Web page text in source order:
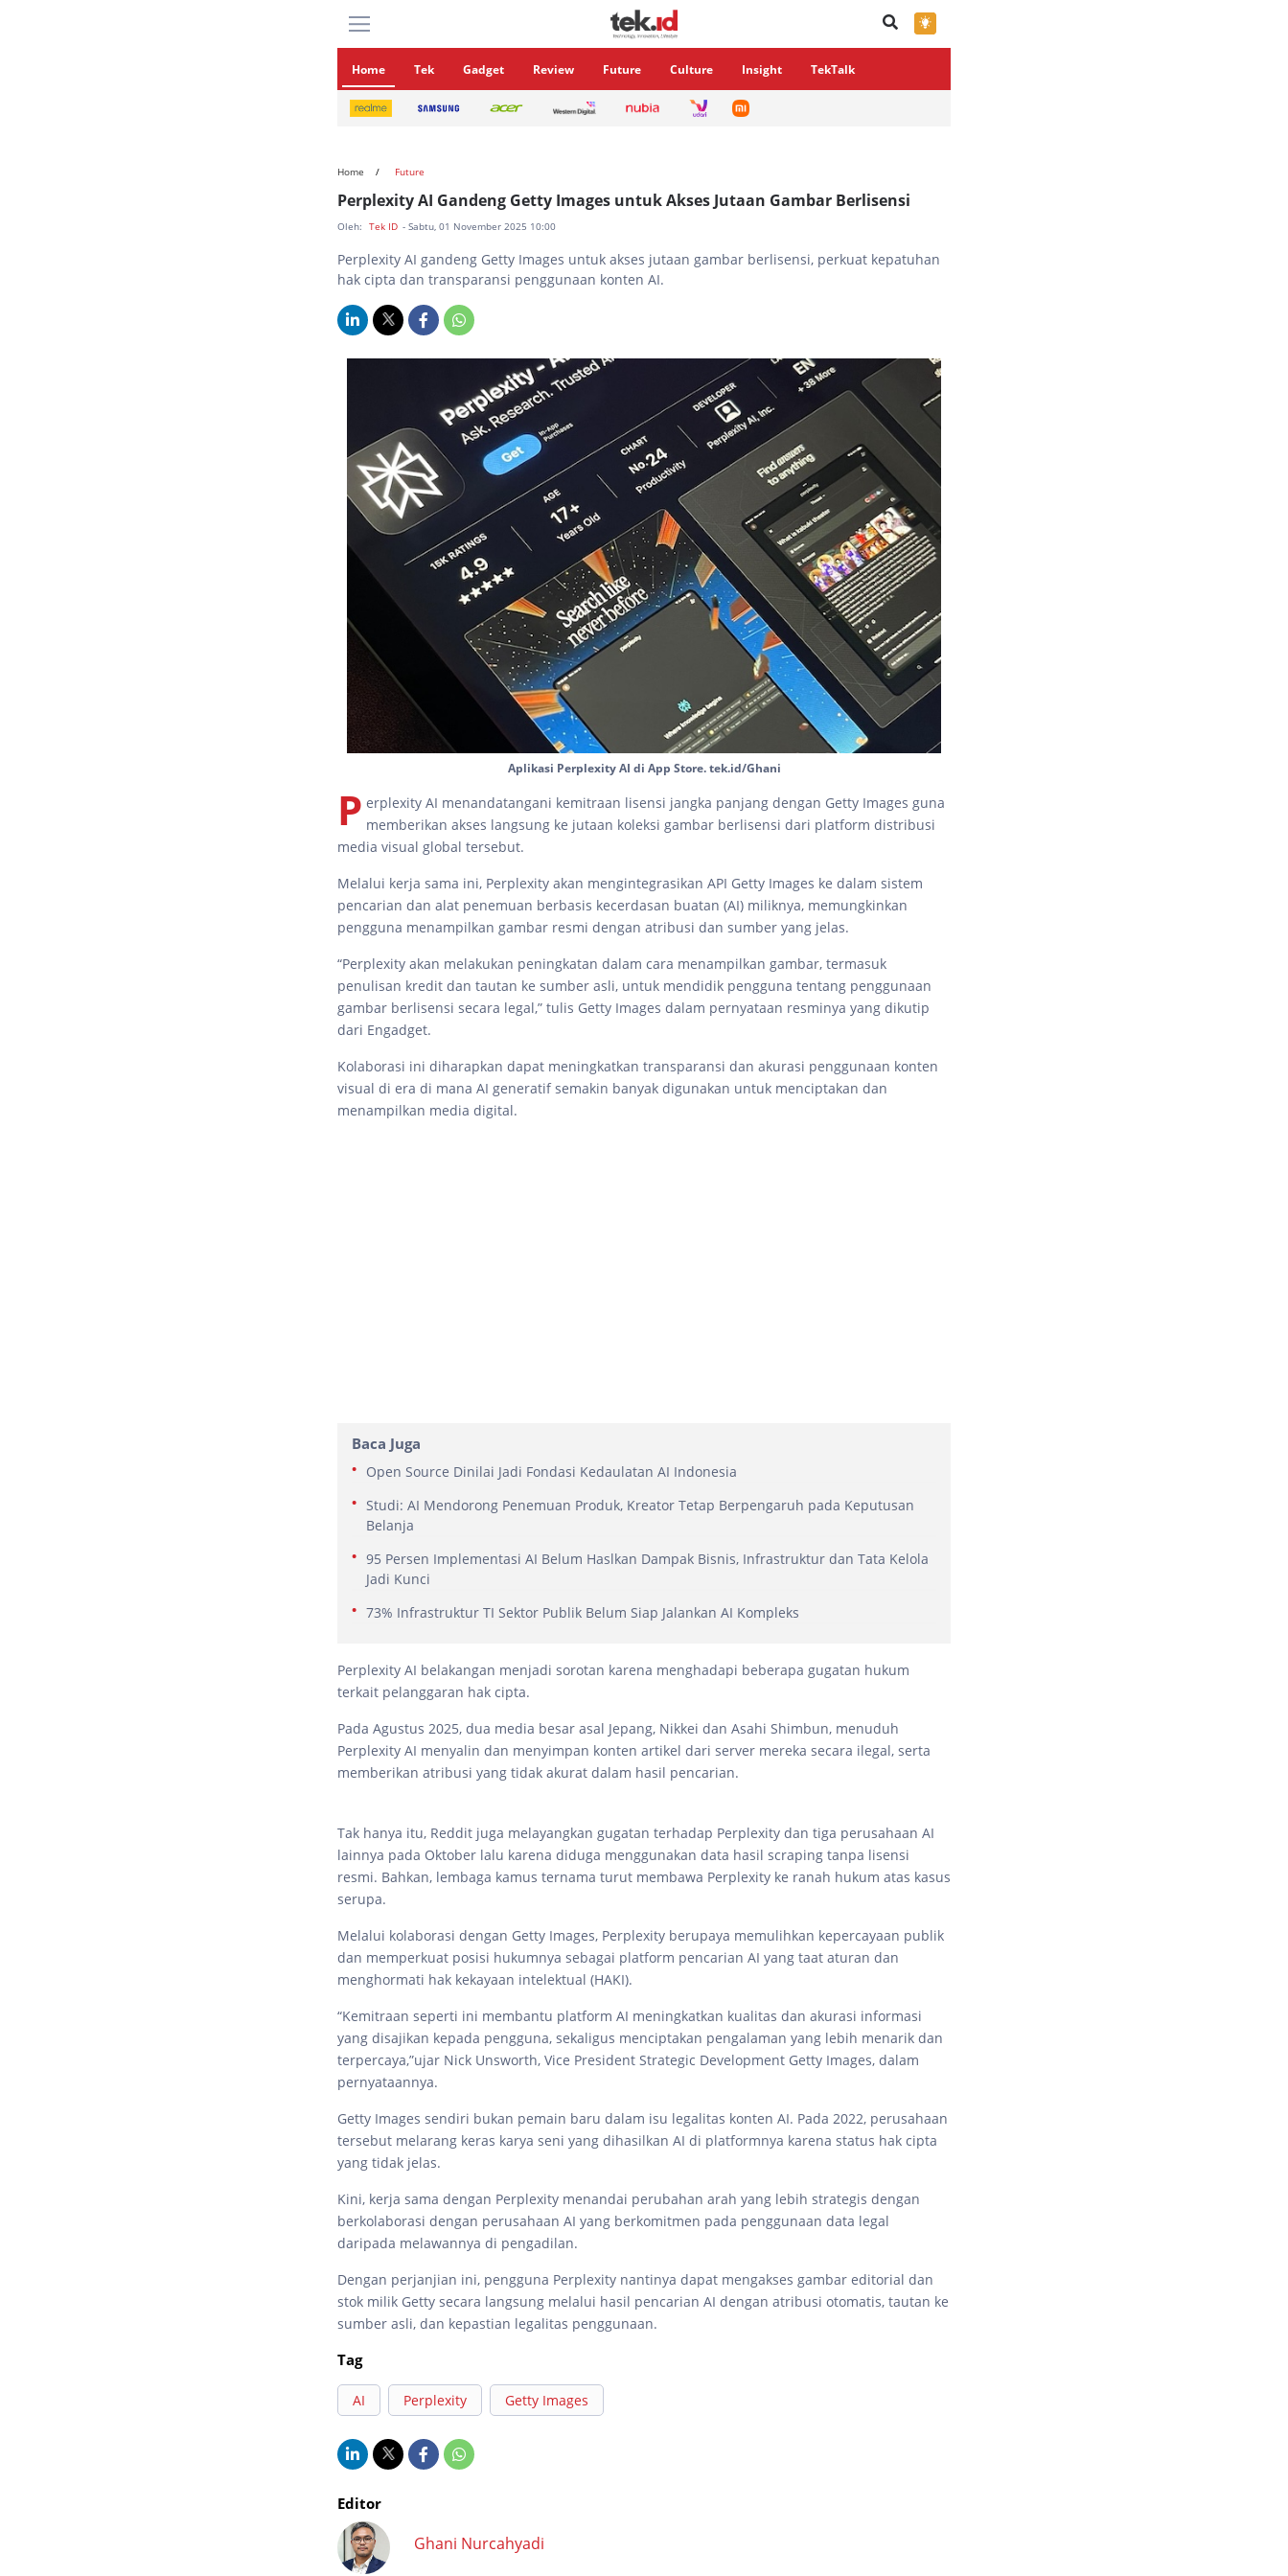
×
Home Tek Gadget Review Future Culture Insight TekTalk
Home Future
Perplexity AI Gandeng Getty Images untuk Akses Jutaan Gambar Berlisensi
Oleh: Tek ID - Sabtu, 01 November 2025 10:00
Perplexity AI gandeng Getty Images untuk akses jutaan gambar berlisensi, perkuat kepatuhan
hak cipta dan transparansi penggunaan konten AI.
Aplikasi Perplexity AI di App Store. tek.id/Ghani
P erplexity AI menandatangani kemitraan lisensi jangka panjang dengan Getty Images guna
memberikan akses langsung ke jutaan koleksi gambar berlisensi dari platform distribusi
media visual global tersebut.
Melalui kerja sama ini, Perplexity akan mengintegrasikan API Getty Images ke dalam sistem
pencarian dan alat penemuan berbasis kecerdasan buatan (AI) miliknya, memungkinkan
pengguna menampilkan gambar resmi dengan atribusi dan sumber yang jelas.
“Perplexity akan melakukan peningkatan dalam cara menampilkan gambar, termasuk
penulisan kredit dan tautan ke sumber asli, untuk mendidik pengguna tentang penggunaan
gambar berlisensi secara legal,” tulis Getty Images dalam pernyataan resminya yang dikutip
dari Engadget.
Kolaborasi ini diharapkan dapat meningkatkan transparansi dan akurasi penggunaan konten
visual di era di mana AI generatif semakin banyak digunakan untuk menciptakan dan
menampilkan media digital.
Baca Juga
Open Source Dinilai Jadi Fondasi Kedaulatan AI Indonesia
Studi: AI Mendorong Penemuan Produk, Kreator Tetap Berpengaruh pada Keputusan
Belanja
95 Persen Implementasi AI Belum Haslkan Dampak Bisnis, Infrastruktur dan Tata Kelola
Jadi Kunci
73% Infrastruktur TI Sektor Publik Belum Siap Jalankan AI Kompleks
Perplexity AI belakangan menjadi sorotan karena menghadapi beberapa gugatan hukum
terkait pelanggaran hak cipta.
Pada Agustus 2025, dua media besar asal Jepang, Nikkei dan Asahi Shimbun, menuduh
Perplexity AI menyalin dan menyimpan konten artikel dari server mereka secara ilegal, serta
memberikan atribusi yang tidak akurat dalam hasil pencarian.
Tak hanya itu, Reddit juga melayangkan gugatan terhadap Perplexity dan tiga perusahaan AI
lainnya pada Oktober lalu karena diduga menggunakan data hasil scraping tanpa lisensi
resmi. Bahkan, lembaga kamus ternama turut membawa Perplexity ke ranah hukum atas kasus
serupa.
Melalui kolaborasi dengan Getty Images, Perplexity berupaya memulihkan kepercayaan publik
dan memperkuat posisi hukumnya sebagai platform pencarian AI yang taat aturan dan
menghormati hak kekayaan intelektual (HAKI).
“Kemitraan seperti ini membantu platform AI meningkatkan kualitas dan akurasi informasi
yang disajikan kepada pengguna, sekaligus menciptakan pengalaman yang lebih menarik dan
terpercaya,”ujar Nick Unsworth, Vice President Strategic Development Getty Images, dalam
pernyataannya.
Getty Images sendiri bukan pemain baru dalam isu legalitas konten AI. Pada 2022, perusahaan
tersebut melarang keras karya seni yang dihasilkan AI di platformnya karena status hak cipta
yang tidak jelas.
Kini, kerja sama dengan Perplexity menandai perubahan arah yang lebih strategis dengan
berkolaborasi dengan perusahaan AI yang berkomitmen pada penggunaan data legal
daripada melawannya di pengadilan.
Dengan perjanjian ini, pengguna Perplexity nantinya dapat mengakses gambar editorial dan
stok milik Getty secara langsung melalui hasil pencarian AI dengan atribusi otomatis, tautan ke
sumber asli, dan kepastian legalitas penggunaan.
Tag
AI Perplexity Getty Images
Editor
Ghani Nurcahyadi